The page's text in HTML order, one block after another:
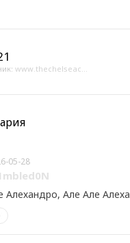
www.thechelseac...
05-28
Алехандро, Але Але